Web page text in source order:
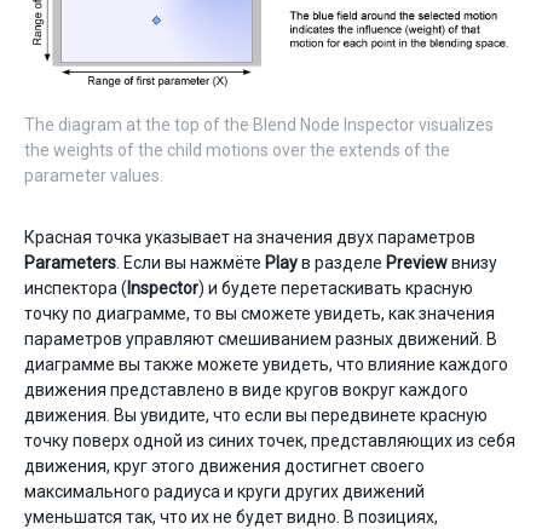
The diagram at the top of the Blend Node Inspector visualizes
the weights of the child motions over the extends of the
parameter values.
Красная точка указывает на значения двух параметров
Parameters . Если вы нажмёте Playв разделе Previewвнизу
инспектора ( Inspector) и будете перетаскивать красную
точку по диаграмме, то вы сможете увидеть, как значения
параметров управляют смешиванием разных движений. В
диаграмме вы также можете увидеть, что влияние каждого
движения представлено в виде кругов вокруг каждого
движения. Вы увидите, что если вы передвинете красную
точку поверх одной из синих точек, представляющих из себя
движения, круг этого движения достигнет своего
максимального радиуса и круги других движений
уменьшатся так, что их не будет видно. В позициях,